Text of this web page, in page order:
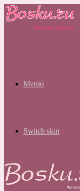
Меню
Switch skin